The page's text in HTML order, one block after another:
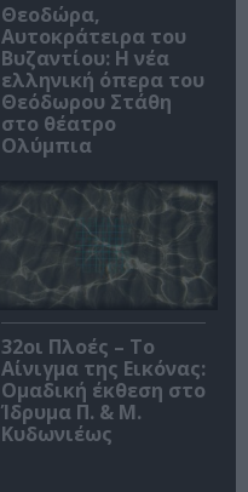
Θεοδώρα,
Αυτοκράτειρα του
Βυζαντίου: Η νέα
ελληνική όπερα του
Θεόδωρου Στάθη
στο θέατρο
Ολύμπια
32οι Πλοές – Το
Αίνιγμα της Εικόνας:
Ομαδική έκθεση στο
Ίδρυμα Π. & Μ.
Κυδωνιέως